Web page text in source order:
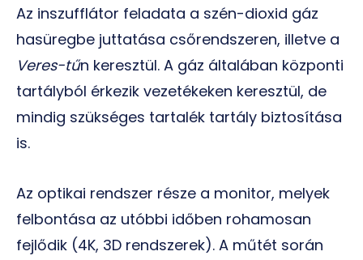
Az inszufflátor feladata a szén-dioxid gáz
hasüregbe juttatása csőrendszeren, illetve a
Veres-tűn keresztül. A gáz általában központi
tartályból érkezik vezetékeken keresztül, de
mindig szükséges tartalék tartály biztosítása
is.
Az optikai rendszer része a monitor, melyek
felbontása az utóbbi időben rohamosan
fejlődik (4K, 3D rendszerek). A műtét során